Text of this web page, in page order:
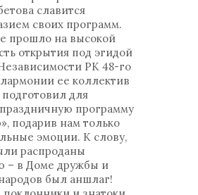
славится
своих программ.
прошло на высокой
открытия под эгидой
РК 48-го
ее коллектив
подготовил для
программу
подарив нам только
эмоции. К слову,
распроданы
– в Доме дружбы и
был аншлаг!